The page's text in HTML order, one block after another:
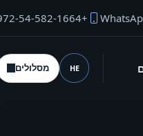
+972-54-582-1664
שפה (desktop)
HE מסלולים